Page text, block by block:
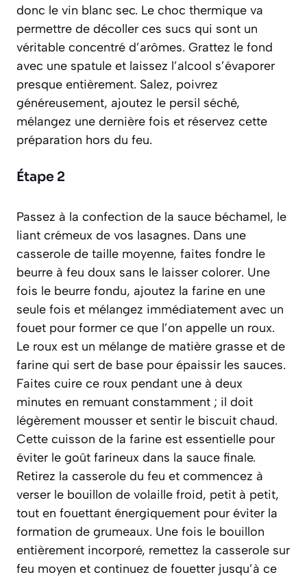
donc le vin blanc sec. Le choc thermique va
permettre de décoller ces sucs qui sont un
véritable concentré d’arômes. Grattez le fond
avec une spatule et laissez l’alcool s’évaporer
presque entièrement. Salez, poivrez
généreusement, ajoutez le persil séché,
mélangez une dernière fois et réservez cette
préparation hors du feu.
Étape 2
Passez à la confection de la sauce béchamel, le
liant crémeux de vos lasagnes. Dans une
casserole de taille moyenne, faites fondre le
beurre à feu doux sans le laisser colorer. Une
fois le beurre fondu, ajoutez la farine en une
seule fois et mélangez immédiatement avec un
fouet pour former ce que l’on appelle un roux.
Le roux est un mélange de matière grasse et de
farine qui sert de base pour épaissir les sauces.
Faites cuire ce roux pendant une à deux
minutes en remuant constamment ; il doit
légèrement mousser et sentir le biscuit chaud.
Cette cuisson de la farine est essentielle pour
éviter le goût farineux dans la sauce finale.
Retirez la casserole du feu et commencez à
verser le bouillon de volaille froid, petit à petit,
tout en fouettant énergiquement pour éviter la
formation de grumeaux. Une fois le bouillon
entièrement incorporé, remettez la casserole sur
feu moyen et continuez de fouetter jusqu’à ce